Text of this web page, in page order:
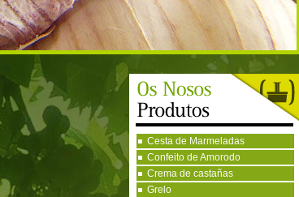
Cesta de Marmeladas
Confeito de Amorodo
Crema de castañas
Grelo